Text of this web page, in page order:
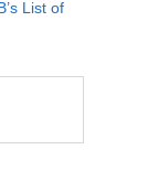
List of